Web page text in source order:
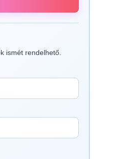
ismét rendelhető.